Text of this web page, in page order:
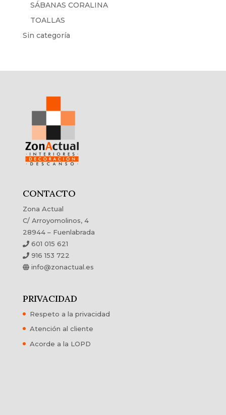
SÁBANAS CORALINA
TOALLAS
Sin categoría
CONTACTO
Zona Actual
C/ Arroyomolinos, 4
28944 – Fuenlabrada
601 015 621
916 153 722
info@zonactual.es
PRIVACIDAD
Respeto a la privacidad
Atención al cliente
Acorde a la LOPD